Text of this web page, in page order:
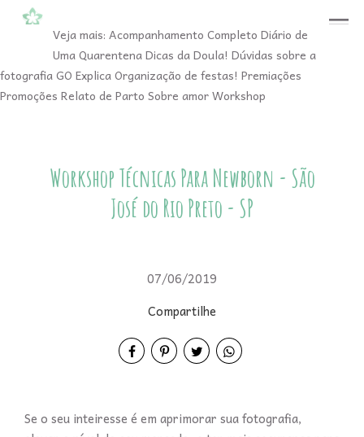
menu
Veja mais: Acompanhamento Completo Diário de
Uma QuarentenaDicas da Doula! Dúvidas sobre a
fotografiaGO ExplicaOrganização de festas! Premiações
Promoções Relato de Parto Sobre amorWorkshop
Workshop Técnicas Para Newborn - São
José do Rio Preto - SP
07/06/2019
Compartilhe
Se o seu inteiresse é em aprimorar sua fotografia,